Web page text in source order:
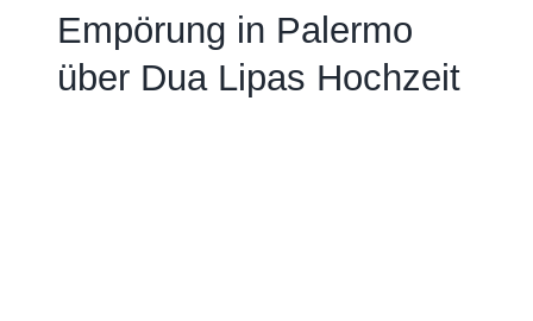
Empörung in Palermo
über Dua Lipas Hochzeit